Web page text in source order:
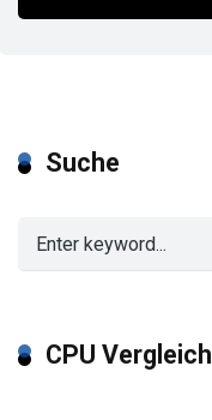
Suche
CPU Vergleich